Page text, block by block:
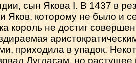
сын Якова I. В 1437 в
Яков, которому не было и
король не достиг
приходила в упадок.
Дугласам, но растущее